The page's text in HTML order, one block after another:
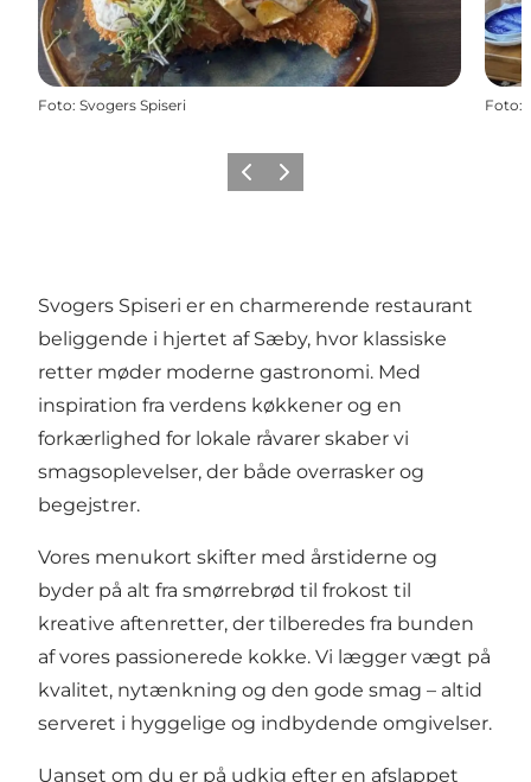
Foto: Svogers Spiseri Foto:
ForrigeNæste
Svogers Spiseri er en charmerende restaurant
beliggende i hjertet af Sæby, hvor klassiske
retter møder moderne gastronomi. Med
inspiration fra verdens køkkener og en
forkærlighed for lokale råvarer skaber vi
smagsoplevelser, der både overrasker og
begejstrer.
Vores menukort skifter med årstiderne og
byder på alt fra smørrebrød til frokost til
kreative aftenretter, der tilberedes fra bunden
af vores passionerede kokke. Vi lægger vægt på
kvalitet, nytænkning og den gode smag – altid
serveret i hyggelige og indbydende omgivelser.
Uanset om du er på udkig efter en afslappet